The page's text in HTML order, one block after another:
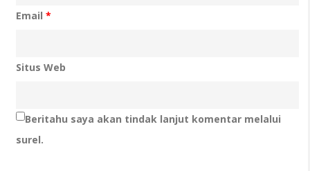
Email*
Situs Web
Beritahu saya akan tindak lanjut komentar melalui
surel.